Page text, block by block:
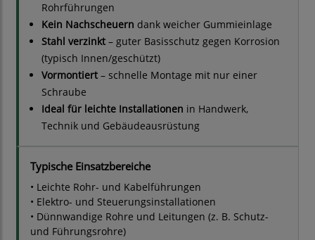
Rohrführungen
Kein Nachscheuern dank weicher Gummieinlage
Stahl verzinkt – guter Basisschutz gegen Korrosion
(typisch Innen/geschützt)
Vormontiert – schnelle Montage mit nur einer
Schraube
Ideal für leichte Installationen in Handwerk,
Technik und Gebäudeausrüstung
Typische Einsatzbereiche
• Leichte Rohr- und Kabelführungen
• Elektro- und Steuerungsinstallationen
• Dünnwandige Rohre und Leitungen (z. B. Schutz-
und Führungsrohre)